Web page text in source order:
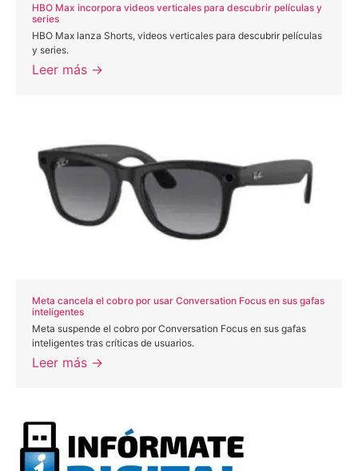
HBO Max incorpora videos verticales para descubrir películas y
series
HBO Max lanza Shorts, videos verticales para descubrir películas
y series.
Leer más →
Meta cancela el cobro por usar Conversation Focus en sus gafas
inteligentes
Meta suspende el cobro por Conversation Focus en sus gafas
inteligentes tras críticas de usuarios.
Leer más →